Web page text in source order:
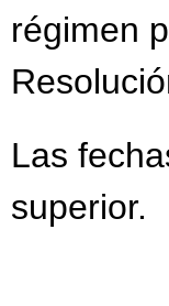
régimen
Las
superior.